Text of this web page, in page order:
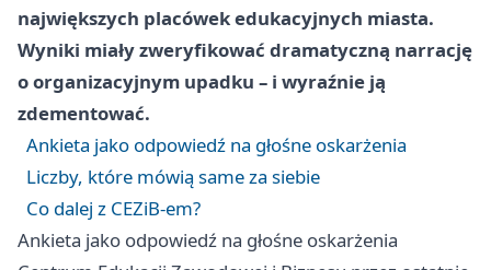
największych placówek edukacyjnych miasta.
Wyniki miały zweryfikować dramatyczną narrację
o organizacyjnym upadku – i wyraźnie ją
zdementować.
Ankieta jako odpowiedź na głośne oskarżenia
Liczby, które mówią same za siebie
Co dalej z CEZiB-em?
Ankieta jako odpowiedź na głośne oskarżenia